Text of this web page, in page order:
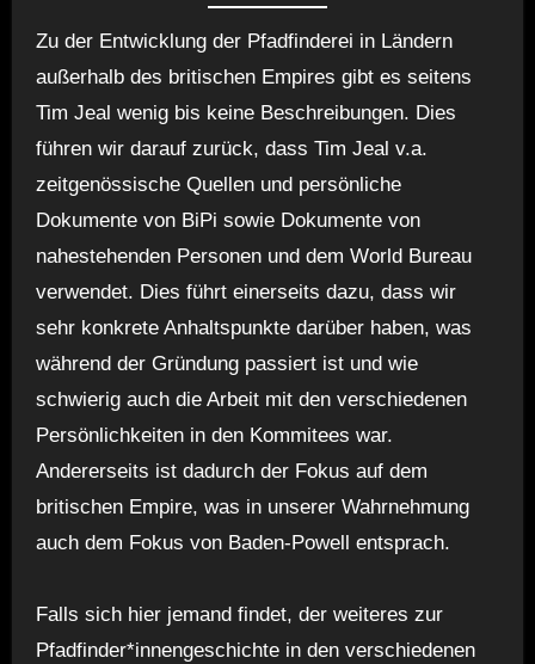
Zu der Entwicklung der Pfadfinderei in Ländern
außerhalb des britischen Empires gibt es seitens
Tim Jeal wenig bis keine Beschreibungen. Dies
führen wir darauf zurück, dass Tim Jeal v.a.
zeitgenössische Quellen und persönliche
Dokumente von BiPi sowie Dokumente von
nahestehenden Personen und dem World Bureau
verwendet. Dies führt einerseits dazu, dass wir
sehr konkrete Anhaltspunkte darüber haben, was
während der Gründung passiert ist und wie
schwierig auch die Arbeit mit den verschiedenen
Persönlichkeiten in den Kommitees war.
Andererseits ist dadurch der Fokus auf dem
britischen Empire, was in unserer Wahrnehmung
auch dem Fokus von Baden-Powell entsprach.
Falls sich hier jemand findet, der weiteres zur
Pfadfinder*innengeschichte in den verschiedenen